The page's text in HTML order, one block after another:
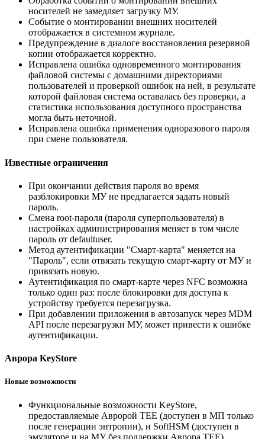
носителей не замедляет загрузку МУ.
Событие о монтировании внешних носителей
отображается в системном журнале.
Предупреждение в диалоге восстановления резервной
копии отображается корректно.
Исправлена ошибка одновременного монтирования
файловой системы с домашними директориями
пользователей и проверкой ошибок на ней, в результате
которой файловая система оставалась без проверки, а
статистика использования доступного пространства
могла быть неточной.
Исправлена ошибка применения одноразового пароля
при смене пользователя.
Известные ограничения
При окончании действия пароля во время
разблокировки МУ не предлагается задать новый
пароль.
Смена root-пароля (пароля суперпользователя) в
настройках администрирования меняет в том числе
пароль от defaultuser.
Метод аутентификации "Смарт-карта" меняется на
"Пароль", если отвязать текущую смарт-карту от МУ и
привязать новую.
Аутентификация по смарт-карте через NFC возможна
только один раз: после блокировки для доступа к
устройству требуется перезагрузка.
При добавлении приложения в автозапуск через MDM
API после перезагрузки МУ, может привести к ошибке
аутентификации.
Аврора KeyStore
Новые возможности
Функциональные возможности KeyStore,
предоставляемые Авророй TEE (доступен в МП только
после генерации энтропии), и SoftHSM (доступен в
эмуляторе и на МУ без поддержки Аврора TEE)